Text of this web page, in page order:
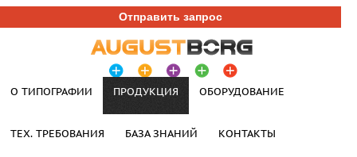
Отправить запрос
О ТИПОГРАФИИ ПРОДУКЦИЯ ОБОРУДОВАНИЕ
ТЕХ. ТРЕБОВАНИЯ БАЗА ЗНАНИЙ КОНТАКТЫ